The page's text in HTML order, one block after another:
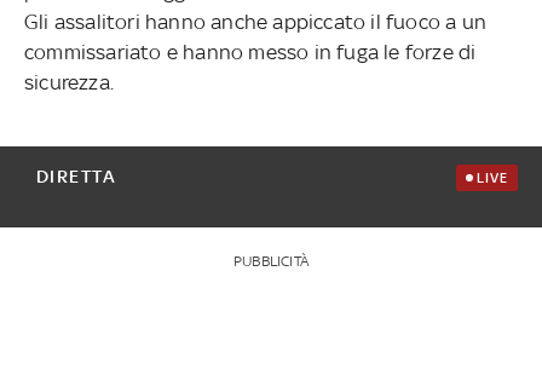
Gli assalitori hanno anche appiccato il fuoco a un
commissariato e hanno messo in fuga le forze di
sicurezza.
DIRETTA LIVE
PUBBLICITÀ